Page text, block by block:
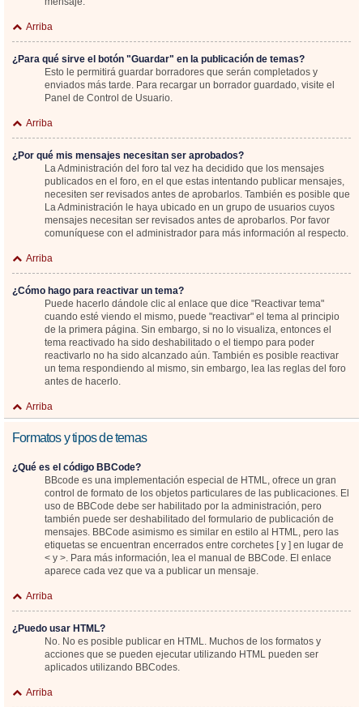
Arriba
¿Para qué sirve el botón "Guardar" en la publicación de temas?
Esto le permitirá guardar borradores que serán completados y
enviados más tarde. Para recargar un borrador guardado, visite el
Panel de Control de Usuario.
Arriba
¿Por qué mis mensajes necesitan ser aprobados?
La Administración del foro tal vez ha decidido que los mensajes
publicados en el foro, en el que estas intentando publicar mensajes,
necesiten ser revisados antes de aprobarlos. También es posible que
La Administración le haya ubicado en un grupo de usuarios cuyos
mensajes necesitan ser revisados antes de aprobarlos. Por favor
comuníquese con el administrador para más información al respecto.
Arriba
¿Cómo hago para reactivar un tema?
Puede hacerlo dándole clic al enlace que dice "Reactivar tema"
cuando esté viendo el mismo, puede "reactivar" el tema al principio
de la primera página. Sin embargo, si no lo visualiza, entonces el
tema reactivado ha sido deshabilitado o el tiempo para poder
reactivarlo no ha sido alcanzado aún. También es posible reactivar
un tema respondiendo al mismo, sin embargo, lea las reglas del foro
antes de hacerlo.
Arriba
Formatos y tipos de temas
¿Qué es el código BBCode?
BBcode es una implementación especial de HTML, ofrece un gran
control de formato de los objetos particulares de las publicaciones. El
uso de BBCode debe ser habilitado por la administración, pero
también puede ser deshabilitado del formulario de publicación de
mensajes. BBCode asimismo es similar en estilo al HTML, pero las
etiquetas se encuentran encerrados entre corchetes [ y ] en lugar de
< y >. Para más información, lea el manual de BBCode. El enlace
aparece cada vez que va a publicar un mensaje.
Arriba
¿Puedo usar HTML?
No. No es posible publicar en HTML. Muchos de los formatos y
acciones que se pueden ejecutar utilizando HTML pueden ser
aplicados utilizando BBCodes.
Arriba